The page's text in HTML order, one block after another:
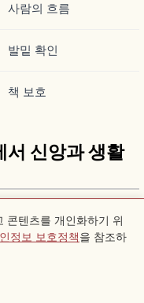
사람의 흐름
발밑 확인
책 보호
서 신앙과 생활
사의 규칙, 참배객의
상도 차분해져요.
근처 스팟
콘텐츠를 개인화하기 위
정보 보호정책을 참조하